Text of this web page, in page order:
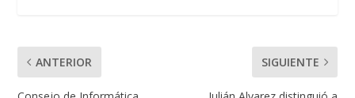
ANTERIOR SIGUIENTE